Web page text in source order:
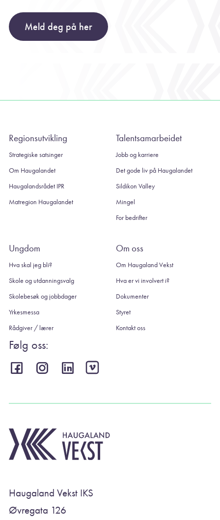
Meld deg på her
Regionsutvikling
Strategiske satsinger
Om Haugalandet
Haugalandsrådet IPR
Matregion Haugalandet
Talentsamarbeidet
Jobb og karriere
Det gode liv på Haugalandet
Sildikon Valley
Mingel
For bedrifter
Ungdom
Hva skal jeg bli?
Skole og utdanningsvalg
Skolebesøk og jobbdager
Yrkesmessa
Rådgiver / lærer
Om oss
Om Haugaland Vekst
Hva er vi involvert i?
Dokumenter
Styret
Kontakt oss
Følg oss:
Haugaland Vekst IKS
Øvregata 126